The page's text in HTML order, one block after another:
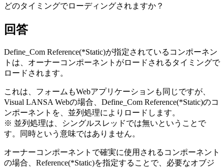
どのタイミングでローディングされますか？
回答
Define_Com Reference(*Static)が指定されているコンポーネン
トは、オーナーコンポーネントがロードされるタイミングで
ロードされます。
これは、フォームもWebアプリケーションも同じですが、
Visual LANSA Webの場合、Define_Com Reference(*Static)のコ
ンポーネントを、並列処理によりロードします。
※ 並列処理は、シングルスレッドでは無いということで
す。同時という意味ではありません。
オーナーコンポーネントで確実に使用されるコンポーネント
の場合、Reference(*Static)を指定することで、必要なオブジ